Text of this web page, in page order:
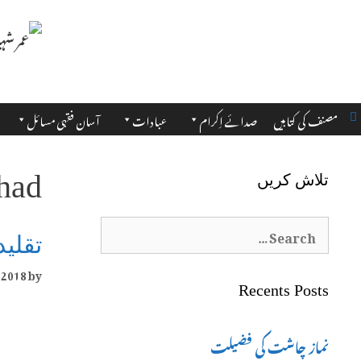
مصنف کی کتابیں صدائے اِکرام عبادات آسان فقہی مسائل
by
تلاش کریں
Search
Recents Posts
نماز چاشت کی فضیلت